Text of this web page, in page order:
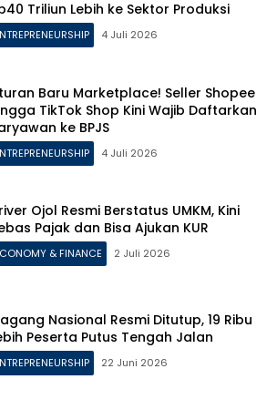
Triliun Lebih ke Sektor Produksi
4 Juli 2026
Baru Marketplace! Seller Shopee
TikTok Shop Kini Wajib Daftarkan
ke BPJS
4 Juli 2026
Ojol Resmi Berstatus UMKM, Kini
Pajak dan Bisa Ajukan KUR
& FINANCE 2 Juli 2026
Nasional Resmi Ditutup, 19 Ribu
Peserta Putus Tengah Jalan
22 Juni 2026